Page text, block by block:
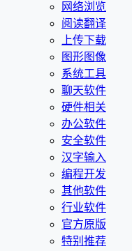
网络浏览
阅读翻译
上传下载
图形图像
系统工具
聊天软件
硬件相关
办公软件
安全软件
汉字输入
编程开发
其他软件
行业软件
官方原版
特别推荐